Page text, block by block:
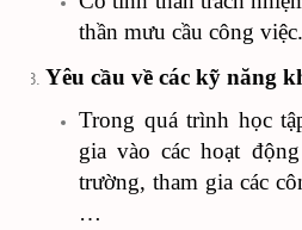
thần mưu cầu công việc.
Yêu cầu về các kỹ năng
Trong quá trình học
gia vào các hoạt
trường, tham gia các
…